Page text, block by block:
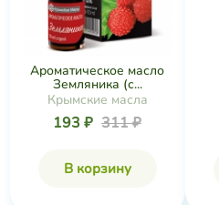
Ароматическое масло
Земляника (с...
Крымские масла
193 ₽ 311 ₽
В корзину